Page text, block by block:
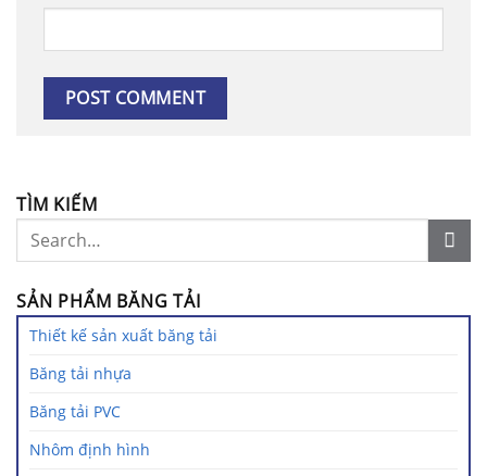
TÌM KIẾM
SẢN PHẨM BĂNG TẢI
Thiết kế sản xuất băng tải
Băng tải nhựa
Băng tải PVC
Nhôm định hình